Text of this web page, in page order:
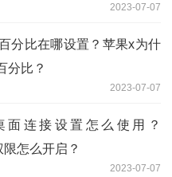
2023-07-07
分比在哪设置？苹果x为什
分比？
2023-07-07
面连接设置怎么使用？
怎么开启？
2023-07-07